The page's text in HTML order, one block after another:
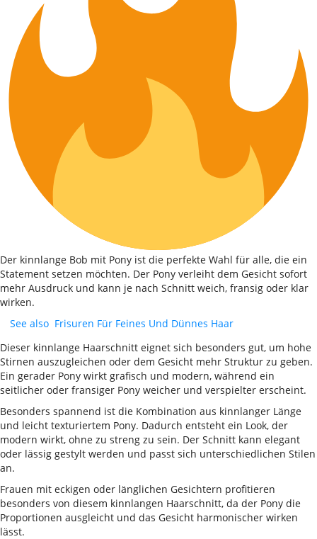
Der kinnlange Bob mit Pony ist die perfekte Wahl für alle, die ein
Statement setzen möchten. Der Pony verleiht dem Gesicht sofort
mehr Ausdruck und kann je nach Schnitt weich, fransig oder klar
wirken.
See also Frisuren Für Feines Und Dünnes Haar
Dieser kinnlange Haarschnitt eignet sich besonders gut, um hohe
Stirnen auszugleichen oder dem Gesicht mehr Struktur zu geben.
Ein gerader Pony wirkt grafisch und modern, während ein
seitlicher oder fransiger Pony weicher und verspielter erscheint.
Besonders spannend ist die Kombination aus kinnlanger Länge
und leicht texturiertem Pony. Dadurch entsteht ein Look, der
modern wirkt, ohne zu streng zu sein. Der Schnitt kann elegant
oder lässig gestylt werden und passt sich unterschiedlichen Stilen
an.
Frauen mit eckigen oder länglichen Gesichtern profitieren
besonders von diesem kinnlangen Haarschnitt, da der Pony die
Proportionen ausgleicht und das Gesicht harmonischer wirken
lässt.